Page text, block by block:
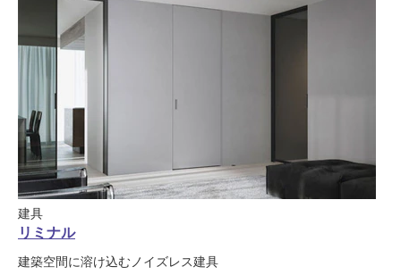
建具
リミナル
建築空間に溶け込むノイズレス建具